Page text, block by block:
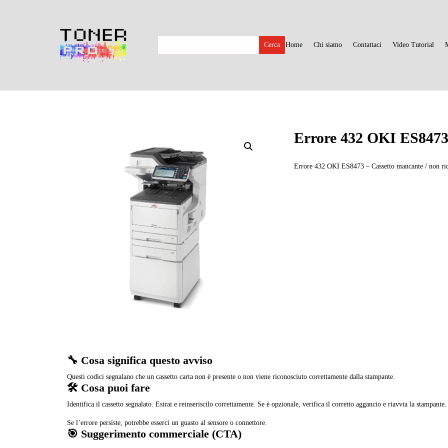
Home Chi siamo Contattaci Video Tutorial
Errore 432 OKI ES8473
Errore 432 OKI ES8473 – Cassetto mancante / non
🔧 Cosa significa questo avviso
Questi codici segnalano che un cassetto carta non è presente o non viene riconosciuto correttamente dalla stampante.
🛠️ Cosa puoi fare
Identifica il cassetto segnalato. Estrai e reinseriscilo correttamente. Se è opzionale, verifica il corretto aggancio e riavvia la stampante.
Se l’errore persiste, potrebbe esserci un guasto al sensore o connettore.
🎯 Suggerimento commerciale (CTA)